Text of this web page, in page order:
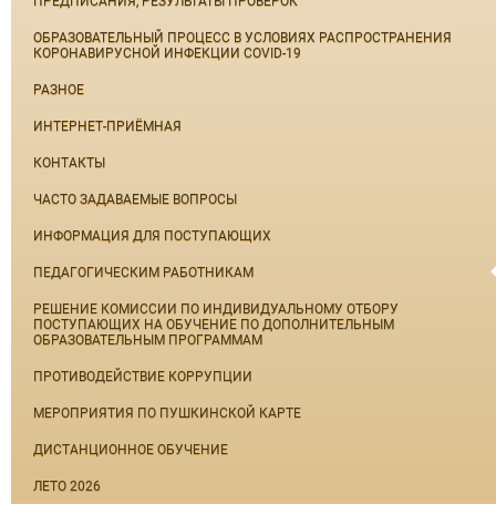
ОБРАЗОВАТЕЛЬНЫЙ ПРОЦЕСС В УСЛОВИЯХ РАСПРОСТРАНЕНИЯ
КОРОНАВИРУСНОЙ ИНФЕКЦИИ COVID-19
РАЗНОЕ
ИНТЕРНЕТ-ПРИЁМНАЯ
КОНТАКТЫ
ЧАСТО ЗАДАВАЕМЫЕ ВОПРОСЫ
ИНФОРМАЦИЯ ДЛЯ ПОСТУПАЮЩИХ
ПЕДАГОГИЧЕСКИМ РАБОТНИКАМ
РЕШЕНИЕ КОМИССИИ ПО ИНДИВИДУАЛЬНОМУ ОТБОРУ
ПОСТУПАЮЩИХ НА ОБУЧЕНИЕ ПО ДОПОЛНИТЕЛЬНЫМ
ОБРАЗОВАТЕЛЬНЫМ ПРОГРАММАМ
ПРОТИВОДЕЙСТВИЕ КОРРУПЦИИ
МЕРОПРИЯТИЯ ПО ПУШКИНСКОЙ КАРТЕ
ДИСТАНЦИОННОЕ ОБУЧЕНИЕ
ЛЕТО 2026